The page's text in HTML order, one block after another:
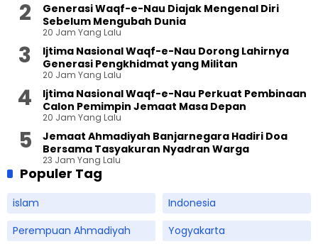
Generasi Waqf-e-Nau Diajak Mengenal Diri
Sebelum Mengubah Dunia
20 Jam Yang Lalu
Ijtima Nasional Waqf-e-Nau Dorong Lahirnya
Generasi Pengkhidmat yang Militan
20 Jam Yang Lalu
Ijtima Nasional Waqf-e-Nau Perkuat Pembinaan
Calon Pemimpin Jemaat Masa Depan
20 Jam Yang Lalu
Jemaat Ahmadiyah Banjarnegara Hadiri Doa
Bersama Tasyakuran Nyadran Warga
23 Jam Yang Lalu
Populer Tag
islam
Indonesia
Perempuan Ahmadiyah
Yogyakarta